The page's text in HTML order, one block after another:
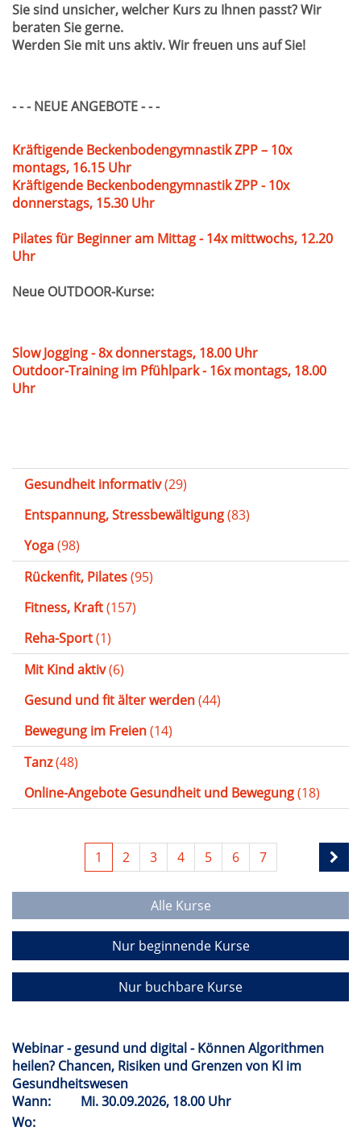
Sie sind unsicher, welcher Kurs zu Ihnen passt? Wir
beraten Sie gerne.
Werden Sie mit uns aktiv. Wir freuen uns auf Sie!
- - - NEUE ANGEBOTE - - -
Kräftigende Beckenbodengymnastik ZPP – 10x
montags, 16.15 Uhr
Kräftigende Beckenbodengymnastik ZPP - 10x
donnerstags, 15.30 Uhr
Pilates für Beginner am Mittag - 14x mittwochs, 12.20
Uhr
Neue OUTDOOR-Kurse:
Slow Jogging - 8x donnerstags, 18.00 Uhr
Outdoor-Training im Pfühlpark - 16x montags, 18.00
Uhr
Gesundheit informativ(29)
Entspannung, Stressbewältigung(83)
Yoga(98)
Rückenfit, Pilates(95)
Fitness, Kraft(157)
Reha-Sport(1)
Mit Kind aktiv(6)
Gesund und fit älter werden(44)
Bewegung im Freien(14)
Tanz(48)
Online-Angebote Gesundheit und Bewegung(18)
1 2 3 4 5 6 7
Alle Kurse
Nur beginnende Kurse
Nur buchbare Kurse
Webinar - gesund und digital - Können Algorithmen
heilen? Chancen, Risiken und Grenzen von KI im
Gesundheitswesen
Wann:
Mi.30.09.2026, 18.00 Uhr
Wo: